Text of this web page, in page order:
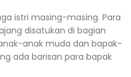
istri masing-masing. Para
disatukan di bagian
anak muda dan bapak-
ada barisan para bapak